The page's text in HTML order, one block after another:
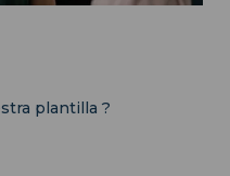
plantilla ?